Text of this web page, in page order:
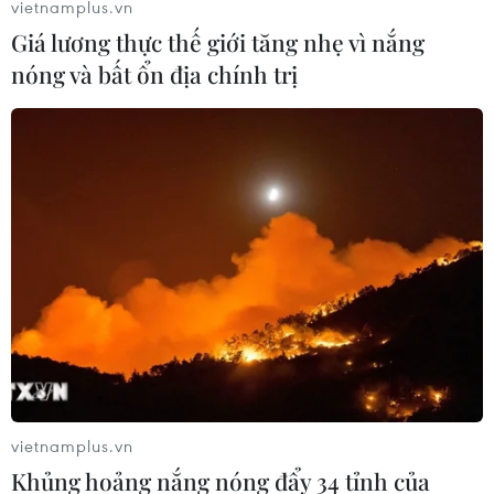
Đồng USD trước bước ngoặt do đồng
Lãi suất ngân hàng ngày 6/8: Kỳ hạn
3 tháng đang được mức lãi suất tối đa
06/08/2026 00:06
Mỹ phát tín hiệu ủng hộ ổn định
đồng won của Hàn Quốc
05/08/2026 23:26
vietnamplus.vn
Giá lương thực thế giới tăng nhẹ vì nắng
nóng và bất ổn địa chính trị
vietnamplus.vn
Khủng hoảng nắng nóng đẩy 34 tỉnh của